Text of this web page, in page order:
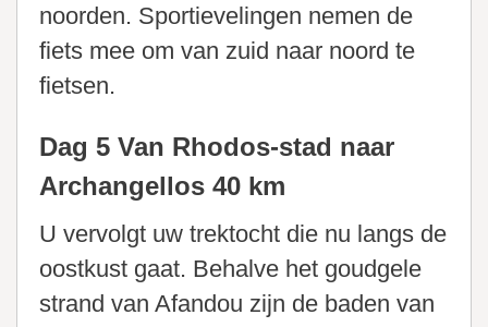
noorden. Sportievelingen nemen de
fiets mee om van zuid naar noord te
fietsen.
Dag 5 Van Rhodos-stad naar
Archangellos 40 km
U vervolgt uw trektocht die nu langs de
oostkust gaat. Behalve het goudgele
strand van Afandou zijn de baden van